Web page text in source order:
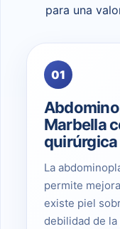
para una
01
Marbella
La
permite
existe piel
debilidad de la